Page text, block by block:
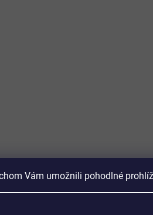
Vám umožnili pohodlné